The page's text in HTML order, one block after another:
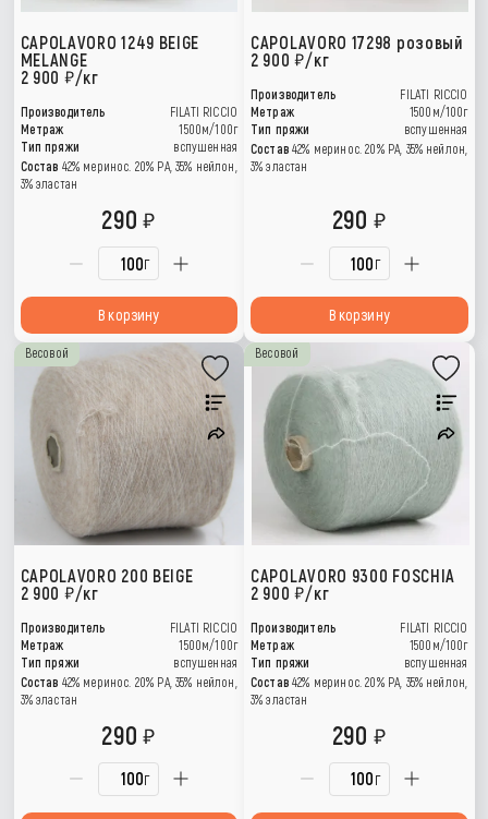
CAPOLAVORO 1249 BEIGE
MELANGE
2 900
/кг
Производитель
FILATI RICCIO
Метраж
1500м/100г
Тип пряжи
вспушенная
Состав 42% меринос. 20% РА, 35% нейлон,
3% эластан
г
290
В корзину
CAPOLAVORO 17298 розовый
2 900 /кг
Производитель
FILATI RICCIO
Метраж
1500м/100г
Тип пряжи
вспушенная
Состав 42% меринос. 20% РА, 35% нейлон,
3% эластан
г
290
В корзину
Весовой
CAPOLAVORO 200 BEIGE
2 900
/кг
Производитель
FILATI RICCIO
Метраж
1500м/100г
Тип пряжи
вспушенная
Состав 42% меринос. 20% РА, 35% нейлон,
3% эластан
г
290
Весовой
CAPOLAVORO 9300 FOSCHIA
2 900 /кг
Производитель
FILATI RICCIO
Метраж
1500м/100г
Тип пряжи
вспушенная
Состав 42% меринос. 20% РА, 35% нейлон,
3% эластан
г
290